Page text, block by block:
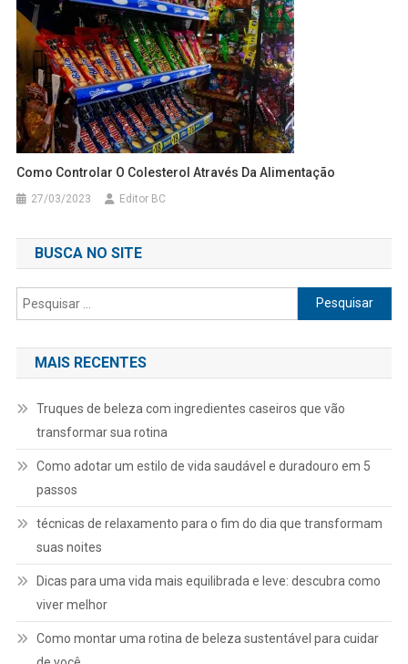
Como Controlar O Colesterol Através Da Alimentação
27/03/2023 Editor BC
BUSCA NO SITE
Pesquisar
por:
MAIS RECENTES
Truques de beleza com ingredientes caseiros que vão
transformar sua rotina
Como adotar um estilo de vida saudável e duradouro em 5
passos
técnicas de relaxamento para o fim do dia que transformam
suas noites
Dicas para uma vida mais equilibrada e leve: descubra como
viver melhor
Como montar uma rotina de beleza sustentável para cuidar